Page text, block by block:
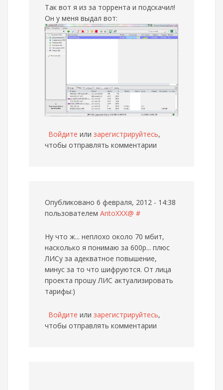
Так вот я из за торрента и подскачил!
Он у меня выдал вот:
Войдите или зарегистрируйтесь,
чтобы отправлять комментарии
Опубликовано 6 февраля, 2012 - 14:38
пользователем AntoXXX@ #
Ну что ж... неплохо около 70 мбит,
насколько я понимаю за 600р... плюс
ЛИСу за адекватное повышение,
минус за то что шифруются. От лица
проекта прошу ЛИС актуализировать
тарифы:)
Войдите или зарегистрируйтесь,
чтобы отправлять комментарии